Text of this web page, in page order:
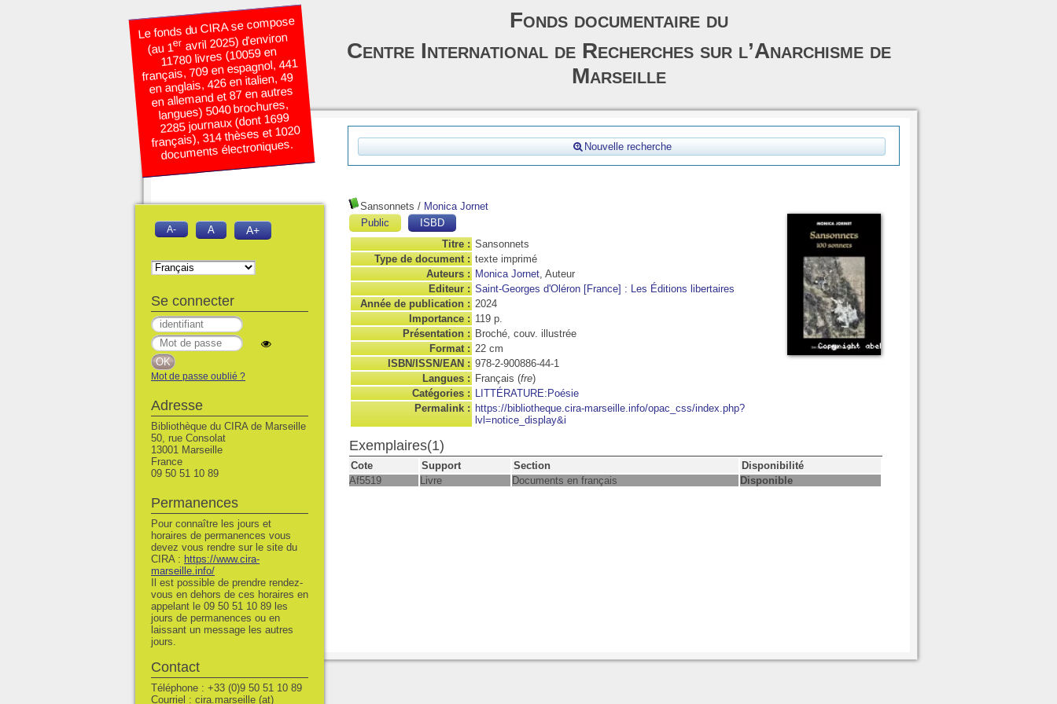
Nouvelle recherche
Sansonnets / Monica Jornet
Public
ISBD
Titre : Sansonnets
Type de document : texte imprimé
Auteurs : Monica Jornet, Auteur
Editeur : Saint-Georges d'Oléron [France] : Les Éditions libertaires
Année de publication : 2024
Importance : 119 p.
Présentation : Broché, couv. illustrée
Format : 22 cm
ISBN/ISSN/EAN : 978-2-900886-44-1
Langues : Français (fre)
Catégories : LITTÉRATURE:Poésie
Permalink : https://bibliotheque.cira-marseille.info/opac_css/index.php?
lvl=notice_display&i
Exemplaires(1)
Cote Support Section
Disponibilité
Af5519
Livre Documents en français Disponible
Le fonds du CIRA se compose
(au 1eravril 2025) d’environ
11780 livres (10059 en
français, 709 en espagnol, 441
en anglais, 426 en italien, 49
en allemand et 87 en autres
langues) 5040 brochures,
2285 journaux (dont 1699
français), 314 thèses et 1020
documents électroniques.
Fonds documentaire du
Centre International de Recherches sur l’Anarchisme de
Marseille
A- A A+
Se connecter
Mot de passe oublié ?
Adresse
Bibliothèque du CIRA de Marseille
50, rue Consolat
13001 Marseille
France
09 50 51 10 89
Permanences
Pour connaître les jours et
horaires de permanences vous
devez vous rendre sur le site du
CIRA : https://www.cira-
marseille.info/
Il est possible de prendre rendez-
vous en dehors de ces horaires en
appelant le 09 50 51 10 89 les
jours de permanences ou en
laissant un message les autres
jours.
Contact
Téléphone : +33 (0)9 50 51 10 89
Courriel : cira.marseille (at)